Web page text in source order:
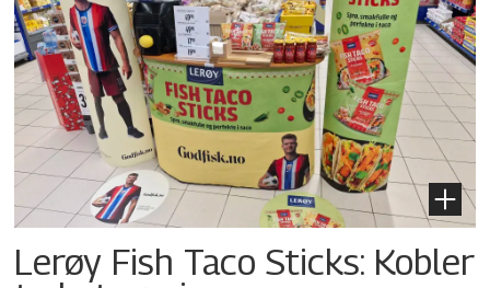
Lerøy Fish Taco Sticks: Kobler